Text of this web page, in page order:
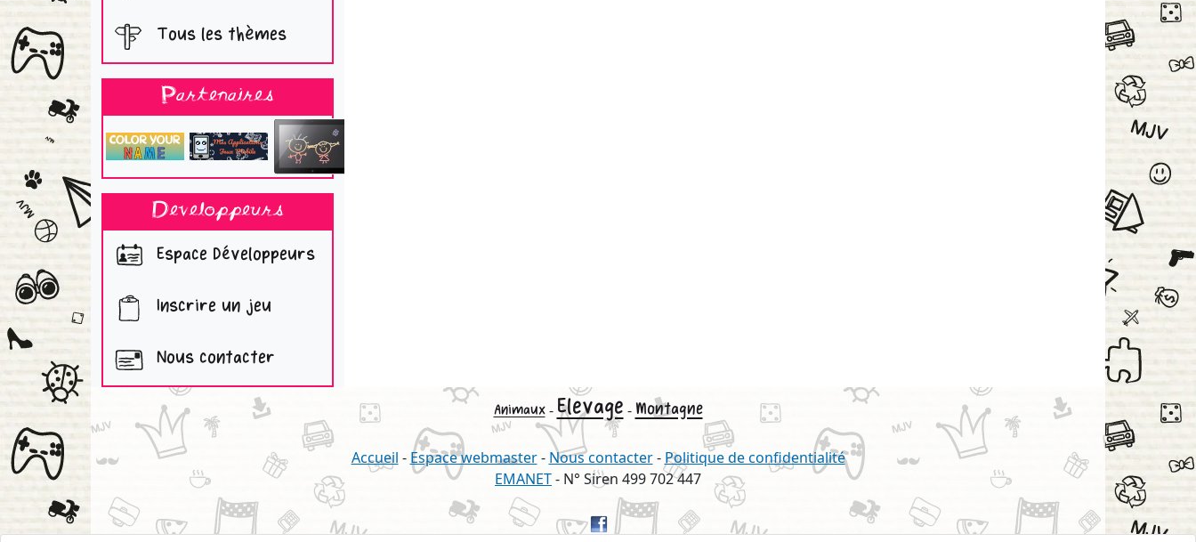
Tous les thèmes
Partenaires
Developpeurs
Espace Développeurs
Inscrire un jeu
Nous contacter
Animaux- Elevage - Montagne
Accueil - Espace webmaster- Nous contacter- Politique de confidentialité
EMANET- N° Siren 499 702 447